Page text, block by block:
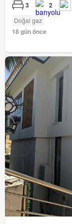
3 2
Doğal gaz
18 gün önce